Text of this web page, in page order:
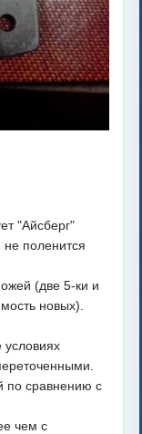
"Айсберг"
поленится
(две 5-ки и
новых).
условиях
по сравнению с
чем с